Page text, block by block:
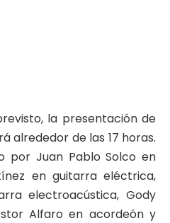
la presentación de
alrededor de las 17 horas.
por Juan Pablo Solco en
en guitarra eléctrica,
electroacústica, Gody
Alfaro en acordeón y